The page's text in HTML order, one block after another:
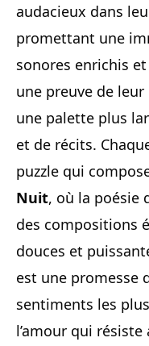
audacieux dans
promettant une
sonores enrichis
une preuve de
une palette plus
et de récits.
puzzle qui
Nuit, où la poésie
des compositions
douces et
est une promesse
sentiments les
l’amour qui